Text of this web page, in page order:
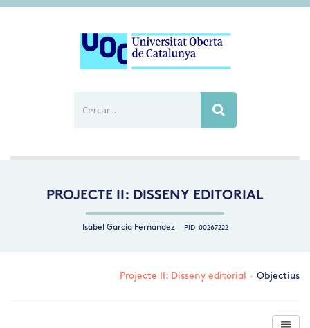
PROJECTE II: DISSENY EDITORIAL
Isabel García Fernández PID_00267222
Projecte II: Disseny editorial · Objectius